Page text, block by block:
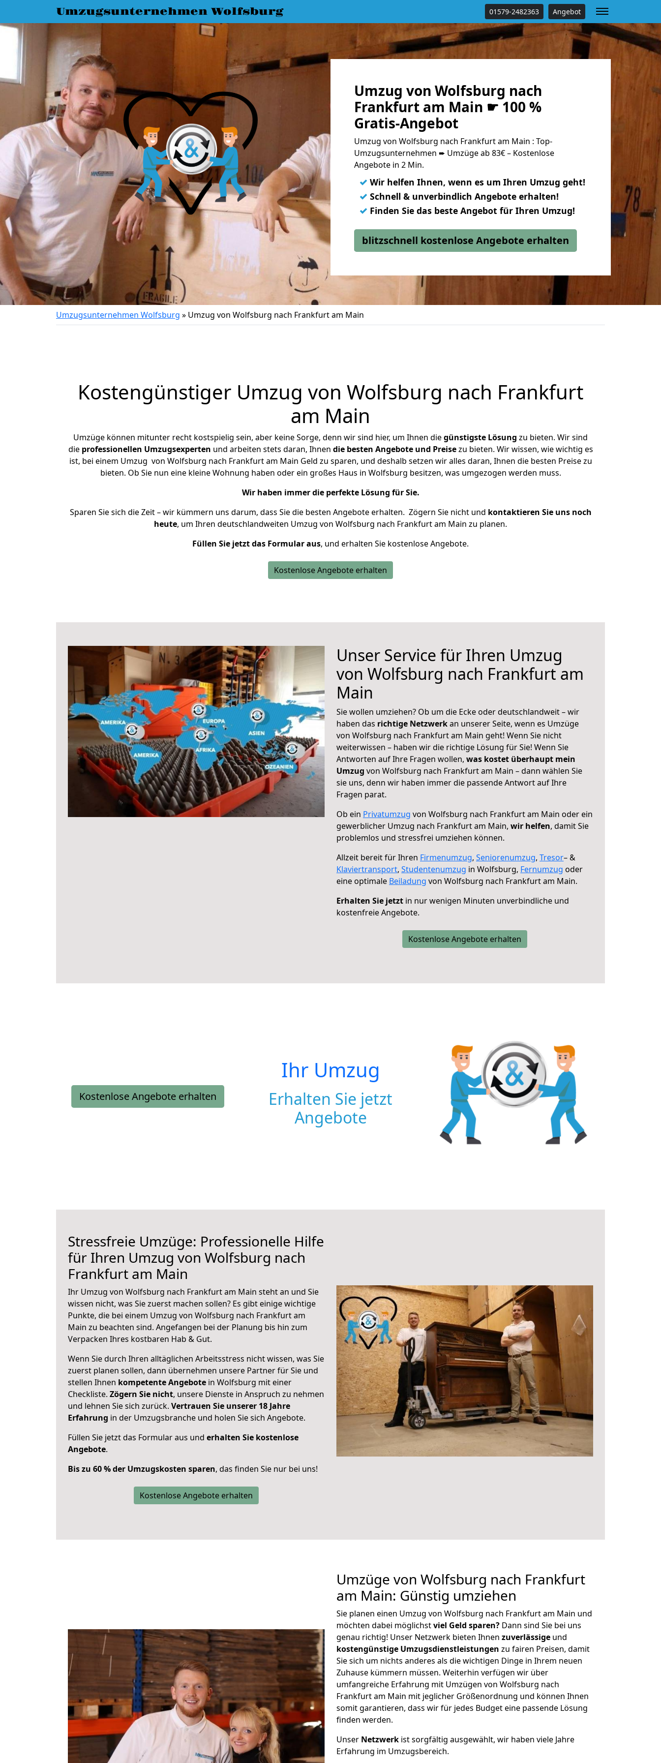
Umzugsunternehmen Wolfsburg 01579-2482363 Angebot
Umzug von Wolfsburg nach
Frankfurt am Main ☛ 100 %
Gratis-Angebot
Umzug von Wolfsburg nach Frankfurt am Main : Top-
Umzugsunternehmen ➨ Umzüge ab 83€ – Kostenlose
Angebote in 2 Min.
✓ Wir helfen Ihnen, wenn es um Ihren Umzug geht!
✓ Schnell & unverbindlich Angebote erhalten!
✓ Finden Sie das beste Angebot für Ihren Umzug!
blitzschnell kostenlose Angebote erhalten
Umzugsunternehmen Wolfsburg » Umzug von Wolfsburg nach Frankfurt am Main
Kostengünstiger Umzug von Wolfsburg nach Frankfurt
am Main
Umzüge können mitunter recht kostspielig sein, aber keine Sorge, denn wir sind hier, um Ihnen diegünstigste Lösung zu bieten. Wir sind
die professionellen Umzugsexperten und arbeiten stets daran, Ihnen die besten Angebote und Preisezu bieten. Wir wissen, wie wichtig es
ist, bei einem Umzug von Wolfsburg nach Frankfurt am Main Geld zu sparen, und deshalb setzen wir alles daran, Ihnen die besten Preise zu
bieten. Ob Sie nun eine kleine Wohnung haben oder ein großes Haus in Wolfsburg besitzen, was umgezogen werden muss.
Wir haben immer die perfekte Lösung für Sie.
Sparen Sie sich die Zeit – wir kümmern uns darum, dass Sie die besten Angebote erhalten. Zögern Sie nicht und kontaktieren Sie uns noch
heute, um Ihren deutschlandweiten Umzug von Wolfsburg nach Frankfurt am Main zu planen.
Füllen Sie jetzt das Formular aus, und erhalten Sie kostenlose Angebote.
Kostenlose Angebote erhalten
Unser Service für Ihren Umzug
von Wolfsburg nach Frankfurt am
Main
Sie wollen umziehen? Ob um die Ecke oder deutschlandweit – wir
haben das richtige Netzwerkan unserer Seite, wenn es Umzüge
von Wolfsburg nach Frankfurt am Main geht! Wenn Sie nicht
weiterwissen – haben wir die richtige Lösung für Sie! Wenn Sie
Antworten auf Ihre Fragen wollen, was kostet überhaupt mein
Umzug von Wolfsburg nach Frankfurt am Main – dann wählen Sie
sie uns, denn wir haben immer die passende Antwort auf Ihre
Fragen parat.
Ob ein Privatumzug von Wolfsburg nach Frankfurt am Main oder ein
gewerblicher Umzug nach Frankfurt am Main, wir helfen, damit Sie
problemlos und stressfrei umziehen können.
Allzeit bereit für Ihren Firmenumzug, Seniorenumzug, Tresor– &
Klaviertransport, Studentenumzug in Wolfsburg, Fernumzug oder
eine optimale Beiladung von Wolfsburg nach Frankfurt am Main.
Erhalten Sie jetzt in nur wenigen Minuten unverbindliche und
kostenfreie Angebote.
Kostenlose Angebote erhalten
Kostenlose Angebote erhalten
Ihr Umzug
Erhalten Sie jetzt
Angebote
Stressfreie Umzüge: Professionelle Hilfe
für Ihren Umzug von Wolfsburg nach
Frankfurt am Main
Ihr Umzug von Wolfsburg nach Frankfurt am Main steht an und Sie
wissen nicht, was Sie zuerst machen sollen? Es gibt einige wichtige
Punkte, die bei einem Umzug von Wolfsburg nach Frankfurt am
Main zu beachten sind. Angefangen bei der Planung bis hin zum
Verpacken Ihres kostbaren Hab & Gut.
Wenn Sie durch Ihren alltäglichen Arbeitsstress nicht wissen, was Sie
zuerst planen sollen, dann übernehmen unsere Partner für Sie und
stellen Ihnen kompetente Angebote in Wolfsburg mit einer
Checkliste. Zögern Sie nicht, unsere Dienste in Anspruch zu nehmen
und lehnen Sie sich zurück. Vertrauen Sie unserer 18 Jahre
Erfahrung in der Umzugsbranche und holen Sie sich Angebote.
Füllen Sie jetzt das Formular aus und erhalten Sie kostenlose
Angebote.
Bis zu 60 % der Umzugskosten sparen, das finden Sie nur bei uns!
Kostenlose Angebote erhalten
Umzüge von Wolfsburg nach Frankfurt
am Main: Günstig umziehen
Sie planen einen Umzug von Wolfsburg nach Frankfurt am Main und
möchten dabei möglichstviel Geld sparen? Dann sind Sie bei uns
genau richtig! Unser Netzwerk bieten Ihnen zuverlässige und
kostengünstige Umzugsdienstleistungen zu fairen Preisen, damit
Sie sich um nichts anderes als die wichtigen Dinge in Ihrem neuen
Zuhause kümmern müssen. Weiterhin verfügen wir über
umfangreiche Erfahrung mit Umzügen von Wolfsburg nach
Frankfurt am Main mit jeglicher Größenordnung und können Ihnen
somit garantieren, dass wir für jedes Budget eine passende Lösung
finden werden.
Unser Netzwerk ist sorgfältig ausgewählt, wir haben viele Jahre
Erfahrung im Umzugsbereich.